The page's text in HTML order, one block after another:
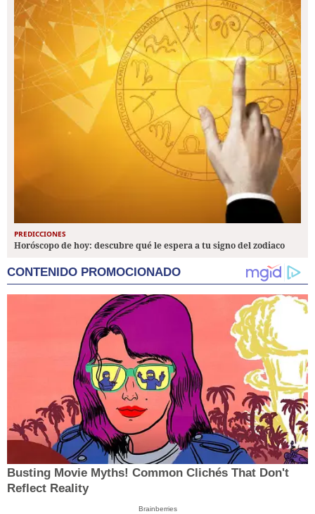
PREDICCIONES
Horóscopo de hoy: descubre qué le espera a tu signo del zodiaco
CONTENIDO PROMOCIONADO
Busting Movie Myths! Common Clichés That Don't
Reflect Reality
Brainberries